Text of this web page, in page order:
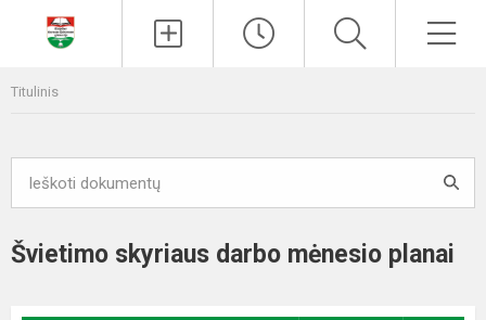
Titulinis
Švietimo skyriaus darbo mėnesio planai